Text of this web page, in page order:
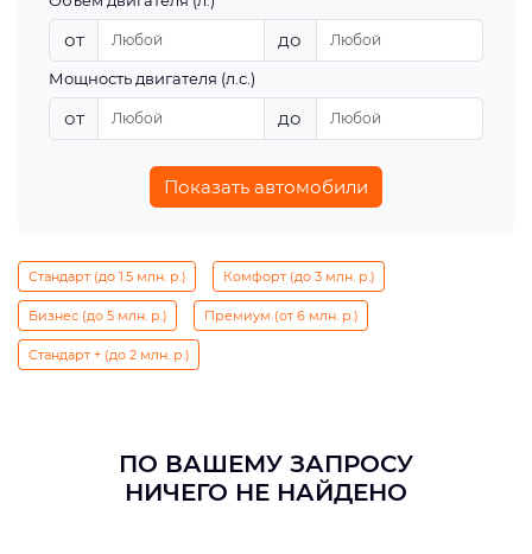
от до
Мощность двигателя (л.с.)
от до
Показать автомобили
Стандарт (до 1.5 млн. р.) Комфорт (до 3 млн. р.)
Бизнес (до 5 млн. р.) Премиум (от 6 млн. р.)
Стандарт + (до 2 млн. р.)
ПО ВАШЕМУ ЗАПРОСУ
НИЧЕГО НЕ НАЙДЕНО